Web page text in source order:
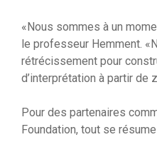
«Nous sommes à un
le professeur Hemment.
rétrécissement pour
d’interprétation à partir de
Pour des partenaires
Foundation, tout se